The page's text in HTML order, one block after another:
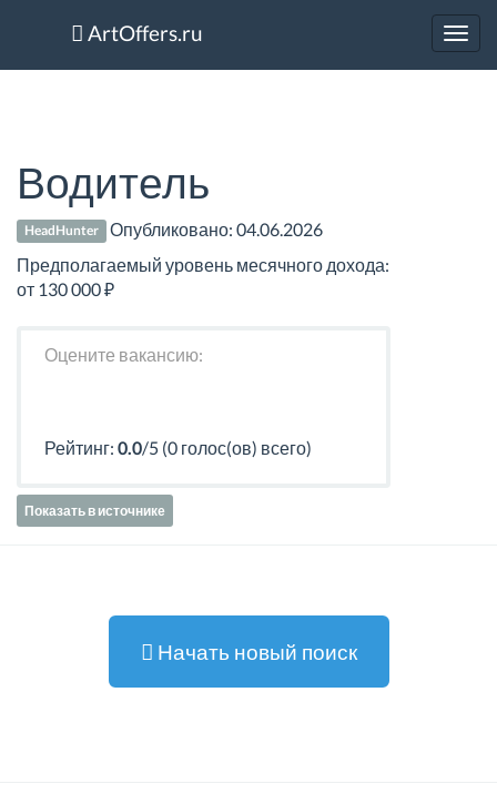
ArtOffers.ru
Водитель
HeadHunter Опубликовано:04.06.2026
Предполагаемый уровень месячного дохода:
от 130 000 ₽
Оцените вакансию:
Рейтинг: 0.0/5 (0 голос(ов) всего)
Показать в источнике
Начать новый поиск